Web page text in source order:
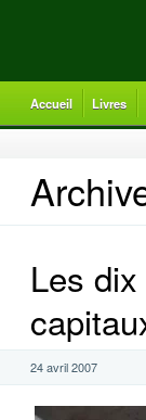
Accueil Livres
Les
24 avril 2007